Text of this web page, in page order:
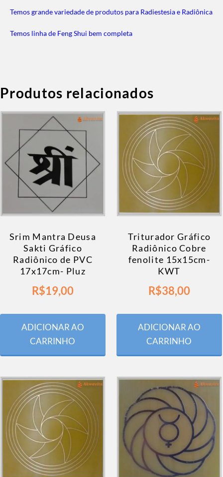
Temos grande variedade de produtos para Radiestesia e Radiônica
Temos linha de Feng Shui bem completa
Produtos relacionados
Srim Mantra Deusa
Sakti Gráfico
Radiônico de PVC
17x17cm- Pluz
R$19,00
ADICIONAR AO
CARRINHO
Triturador Gráfico
Radiônico Cobre
fenolite 15x15cm-
KWT
R$38,00
ADICIONAR AO
CARRINHO